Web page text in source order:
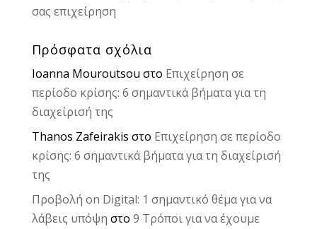
σας επιχείρηση
Πρόσφατα σχόλια
Ioanna Mouroutsou στο Επιχείρηση σε
περίοδο κρίσης: 6 σημαντικά βήματα για τη
διαχείρισή της
Thanos Zafeirakis στο Επιχείρηση σε περίοδο
κρίσης: 6 σημαντικά βήματα για τη διαχείρισή
της
Προβολή on Digital: 1 σημαντικό θέμα για να
λάβεις υπόψη στο 9 Τρόποι για να έχουμε